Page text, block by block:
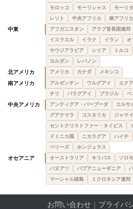
モロッコ
モーリシャス モーリ
レソト
中央アフリカ 南アフリカ
中東 アフガニスタン アラブ首長国連邦
イスラエル
イラク イラン オ
サウジアラビア
シリア トルコ
ヨルダン
レバノン
北アメリカ アメリカ カナダ メキシコ
南アメリカ アルゼンチン ウルグアイ エク
チリ
パラグアイ ブラジル ベ
中央アメリカ アンティグア・バーブーダ エルサ
グアテマラ
コスタリカ
ジャマ
セントクリストファー・ネイビス
ドミニカ国
ニカラグア ハイチ
ベリーズ
ホンジュラス
オセアニア オーストラリア キリバス ソロ
バヌアツ
パプアニューギニア
マーシャル諸島
ミクロネシア連邦
お問い合わせ｜ プライバ